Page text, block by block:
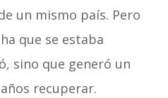
un mismo país. Pero
que se estaba
sino que generó un
recuperar.